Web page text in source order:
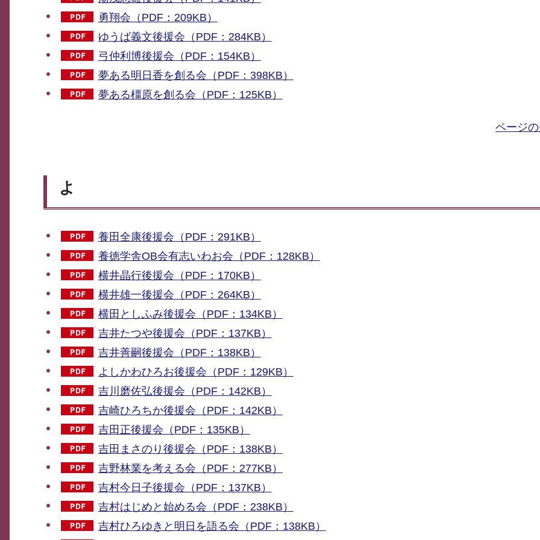
勇翔会（PDF：209KB）
ゆうば義文後援会（PDF：284KB）
弓仲利博後援会（PDF：154KB）
夢ある明日香を創る会（PDF：398KB）
夢ある橿原を創る会（PDF：125KB）
ページ
よ
養田全康後援会（PDF：291KB）
養徳学舎OB会有志いわお会（PDF：128KB）
横井晶行後援会（PDF：170KB）
横井雄一後援会（PDF：264KB）
横田としふみ後援会（PDF：134KB）
吉井たつや後援会（PDF：137KB）
吉井善嗣後援会（PDF：138KB）
よしかわひろお後援会（PDF：129KB）
吉川磨佐弘後援会（PDF：142KB）
吉崎ひろちか後援会（PDF：142KB）
吉田正後援会（PDF：135KB）
吉田まさのり後援会（PDF：138KB）
吉野林業を考える会（PDF：277KB）
吉村今日子後援会（PDF：137KB）
吉村はじめと始める会（PDF：238KB）
吉村ひろゆきと明日を語る会（PDF：138KB）